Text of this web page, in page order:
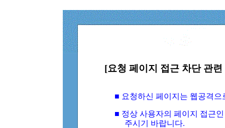
[요청 페이지 접근 차단 관
■ 요청하신 페이지는 웹공격
■ 정상 사용자의 페이지 접근
주시기 바랍니다.